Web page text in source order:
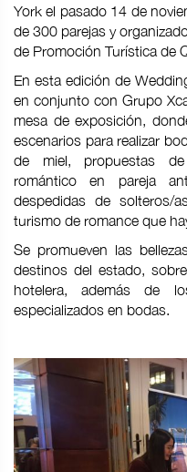
York el pasado 14 de
de 300 parejas y
de Promoción Turística de
En esta edición de
en conjunto con Grupo
mesa de exposición,
escenarios para realizar
de miel, propuestas
romántico en pareja
despedidas de solteros/
turismo de romance que
Se promueven las
destinos del estado,
hotelera, además de
especializados en bodas.